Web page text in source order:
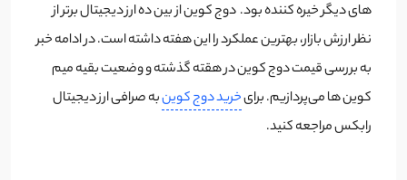
های دیگر خیره کننده بود. دوج کوین از بین ده ارز دیجیتال برتر از
نظر ارزش بازار، بهترین عملکرد را این هفته داشته است. در ادامه خبر
به بررسی قیمت دوج کوین در هقته گذشته و وضعیت بقیه میم
کوین ها می‌پردازیم. برایخرید دوج کوینبه صرافی ارز دیجیتال
رابکس مراجعه کنید.